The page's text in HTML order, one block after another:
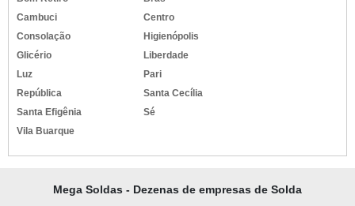
Cambuci
Centro
Consolação
Higienópolis
Glicério
Liberdade
Luz
Pari
República
Santa Cecília
Santa Efigênia
Sé
Vila Buarque
Mega Soldas - Dezenas de empresas de Solda